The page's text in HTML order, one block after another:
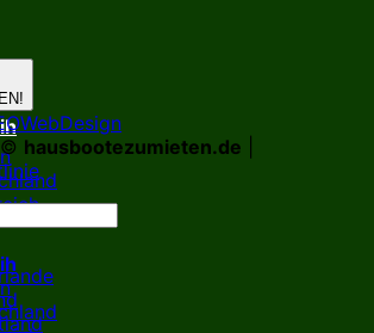
hausbootezumieten.de